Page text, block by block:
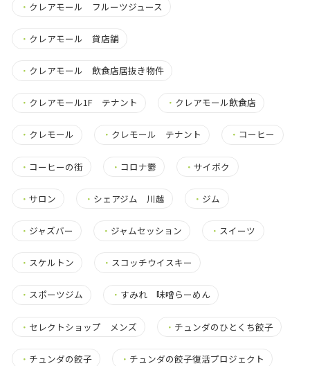
・ クレアモール フルーツジュース
・ クレアモール 貸店舗
・ クレアモール 飲食店居抜き物件
・ クレアモール1F テナント ・ クレアモール飲食店
・ クレモール ・ クレモール テナント ・ コーヒー
・ コーヒーの街 ・ コロナ鬱 ・サイボク
・ サロン ・ シェアジム 川越 ・ ジム
・ ジャズバー ・ ジャムセッション ・ スイーツ
・ スケルトン ・ スコッチウイスキー
・ スポーツジム ・ すみれ 味噌らーめん
・ セレクトショップ メンズ ・ チュンダのひとくち餃子
・ チュンダの餃子 ・ チュンダの餃子復活プロジェクト